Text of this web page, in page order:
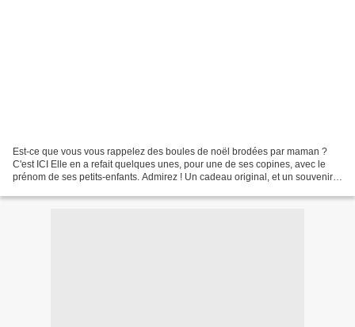
Est-ce que vous vous rappelez des boules de noël brodées par maman ?
C'est ICI Elle en a refait quelques unes, pour une de ses copines, avec le
prénom de ses petits-enfants. Admirez ! Un cadeau original, et un souvenir à